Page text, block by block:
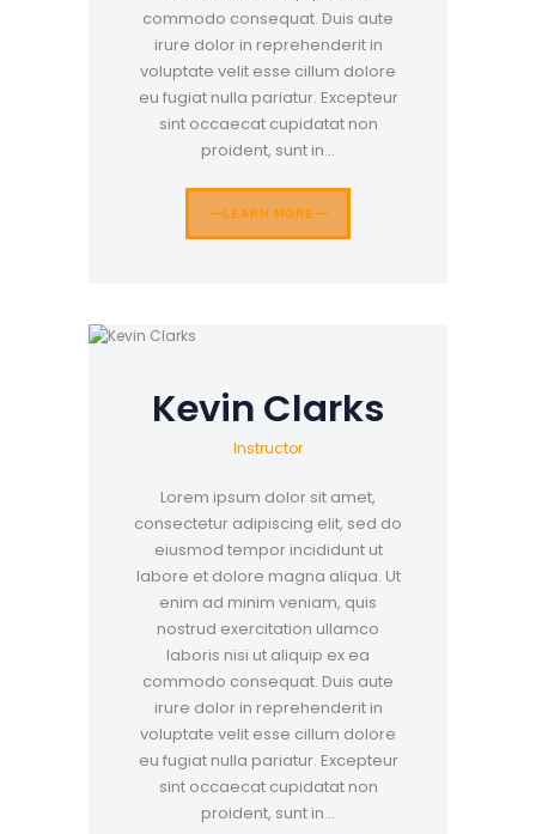
commodo consequat. Duis aute
irure dolor in reprehenderit in
voluptate velit esse cillum dolore
eu fugiat nulla pariatur. Excepteur
sint occaecat cupidatat non
proident, sunt in…
LEARN MORE
Kevin Clarks
Instructor
Lorem ipsum dolor sit amet,
consectetur adipiscing elit, sed do
eiusmod tempor incididunt ut
labore et dolore magna aliqua. Ut
enim ad minim veniam, quis
nostrud exercitation ullamco
laboris nisi ut aliquip ex ea
commodo consequat. Duis aute
irure dolor in reprehenderit in
voluptate velit esse cillum dolore
eu fugiat nulla pariatur. Excepteur
sint occaecat cupidatat non
proident, sunt in…